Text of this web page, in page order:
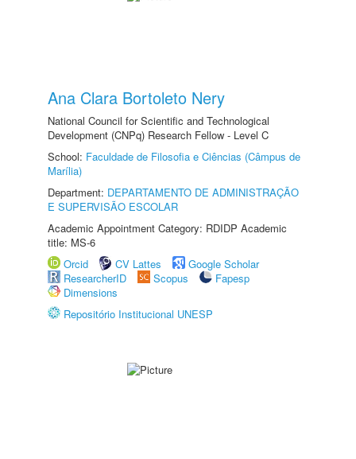
Ana Clara Bortoleto Nery
National Council for Scientific and Technological
Development (CNPq) Research Fellow - Level C
School: Faculdade de Filosofia e Ciências (Câmpus de
Marília)
Department: DEPARTAMENTO DE ADMINISTRAÇÃO
E SUPERVISÃO ESCOLAR
Academic Appointment Category: RDIDP Academic
title: MS-6
Orcid
CV Lattes
Google Scholar
ResearcherID
Scopus
Fapesp
Dimensions
Repositório Institucional UNESP